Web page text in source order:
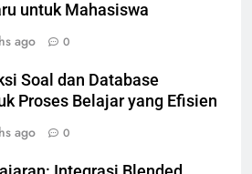
untuk Mahasiswa
ago 0
Soal dan Database
Proses Belajar yang Efisien
ago 0